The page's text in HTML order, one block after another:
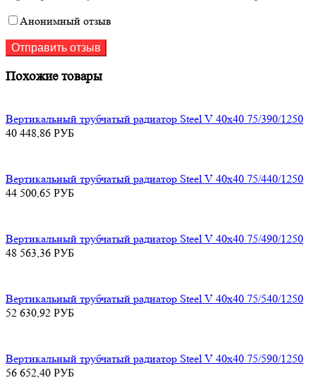
Анонимный отзыв
Похожие товары
Вертикальный трубчатый радиатор Steel V 40х40 75/390/1250
40 448,86 РУБ
Вертикальный трубчатый радиатор Steel V 40х40 75/440/1250
44 500,65 РУБ
Вертикальный трубчатый радиатор Steel V 40х40 75/490/1250
48 563,36 РУБ
Вертикальный трубчатый радиатор Steel V 40х40 75/540/1250
52 630,92 РУБ
Вертикальный трубчатый радиатор Steel V 40х40 75/590/1250
56 652,40 РУБ